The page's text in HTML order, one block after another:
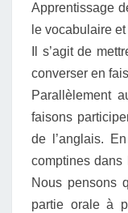
Apprentissage
le vocabulaire
Il s’agit de
converser en
Parallèlement
faisons
de l’anglais.
comptines
Nous pensons
partie orale à